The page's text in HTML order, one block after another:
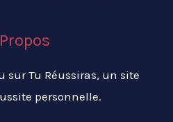
sur Tu Réussiras, un site
personnelle.